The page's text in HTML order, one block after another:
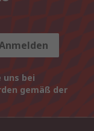
uns bei
gemäß der